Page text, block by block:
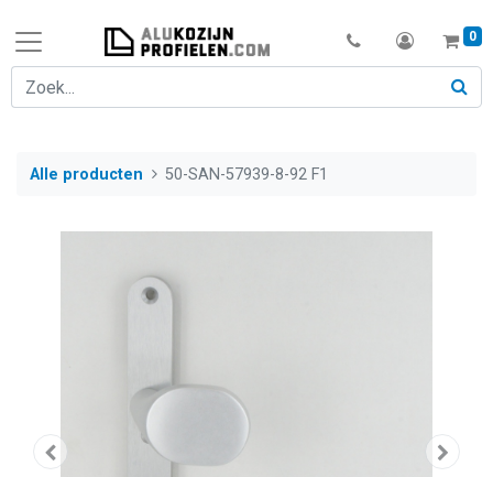
0
Alle producten 50-SAN-57939-8-92 F1